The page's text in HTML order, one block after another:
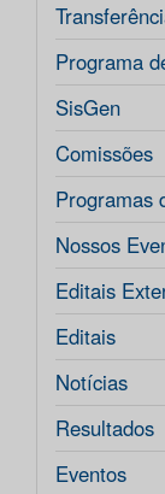
Programa
SisGen
Comissões
Programas
Nossos
Editais
Editais
Notícias
Resultados
Eventos